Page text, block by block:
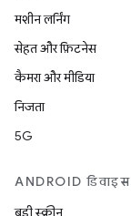
मशीन लर्निंग
सेहत और फ़िटनेस
कैमरा और मीडिया
निजता
5G
ANDROID डिवाइस
बड़ी स्क्रीन